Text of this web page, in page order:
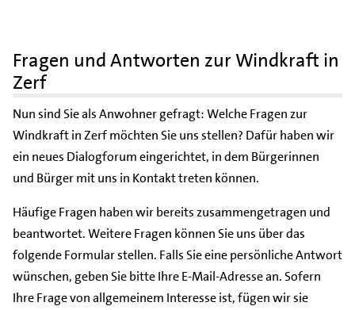
Fragen und Antworten zur Windkraft in
Zerf
Nun sind Sie als Anwohner gefragt: Welche Fragen zur
Windkraft in Zerf möchten Sie uns stellen? Dafür haben wir
ein neues Dialogforum eingerichtet, in dem Bürgerinnen
und Bürger mit uns in Kontakt treten können.
Häufige Fragen haben wir bereits zusammengetragen und
beantwortet. Weitere Fragen können Sie uns über das
folgende Formular stellen. Falls Sie eine persönliche Antwort
wünschen, geben Sie bitte Ihre E-Mail-Adresse an. Sofern
Ihre Frage von allgemeinem Interesse ist, fügen wir sie